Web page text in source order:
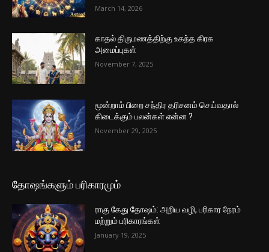
March 14, 2026
காதல் திருமணத்திற்கு உகந்த கிரக
அமைப்புகள்
November 7, 2025
மூன்றாம் பிறை சந்திர தரிசனம் செய்வதால்
கிடைக்கும் பலன்கள் என்ன ?
November 29, 2025
தோஷங்களும் பரிகாரமும்
ராகு கேது தோஷம்: அறிய வழி, பரிகார நேரம்
மற்றும் பரிகாரங்கள்
January 19, 2025